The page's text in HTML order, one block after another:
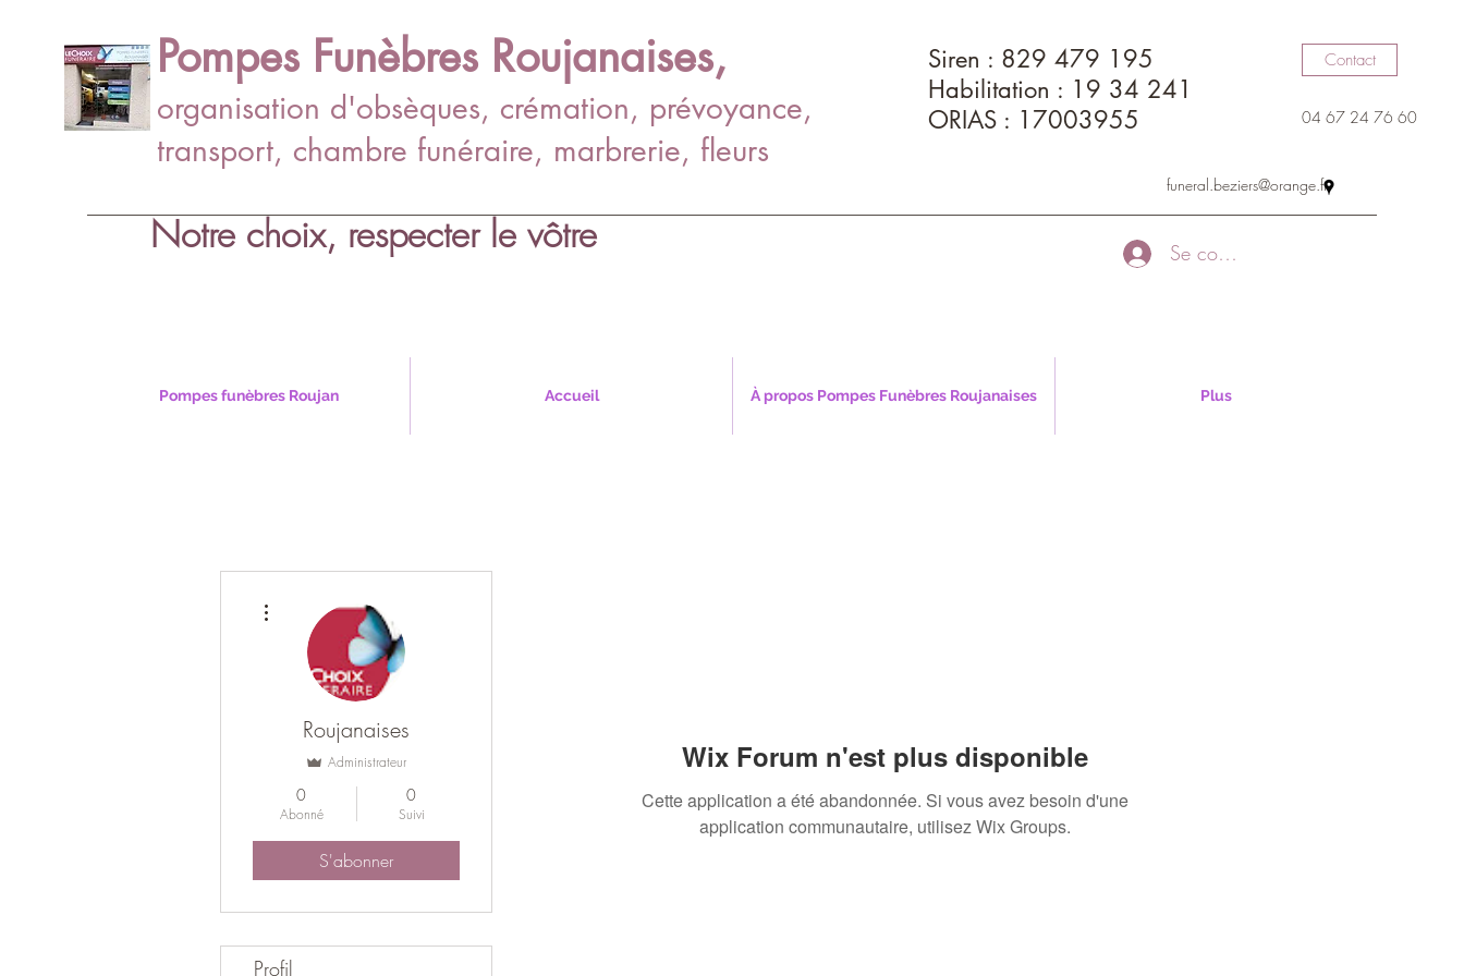
Pompes Funèbres Roujanaises,
organisation d'obsèques, crémation, prévoyance,
transport, chambre funéraire, marbrerie, fleurs
Notre choix, respecter le vôtre
Contact
04 67 24 76 60
funeral.beziers@orange.fr
Siren : 829 479 195
Habilitation : 19 34 241
ORIAS : 17003955
Pompes funèbres Roujan Accueil À propos Pompes Funèbres Roujanaises Plus
Se connecter
Wix Forum n'est plus disponible
Cette application a été abandonnée. Si vous avez besoin d'une
application communautaire, utilisez Wix Groups.
Roujanaises
Administrateur
0
Abonné
0
Suivi
S'abonner
Profil